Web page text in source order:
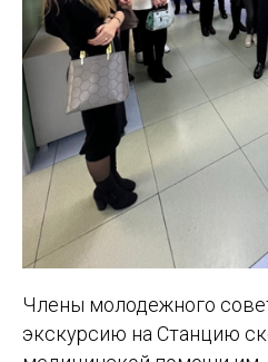
Члены молодежного
экскурсию на Станцию